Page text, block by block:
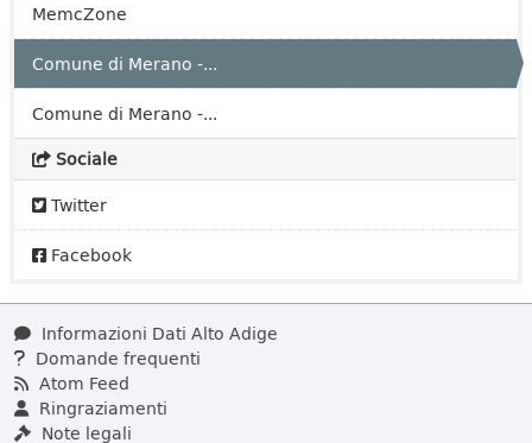
MemcZone
Comune di Merano -...
Comune di Merano -...
Sociale
Twitter
Facebook
Informazioni Dati Alto Adige
Domande frequenti
Atom Feed
Ringraziamenti
Note legali